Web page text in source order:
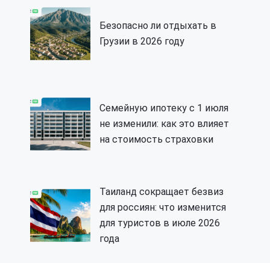
Безопасно ли отдыхать в
Грузии в 2026 году
Семейную ипотеку с 1 июля
не изменили: как это влияет
на стоимость страховки
Таиланд сокращает безвиз
для россиян: что изменится
для туристов в июле 2026
года